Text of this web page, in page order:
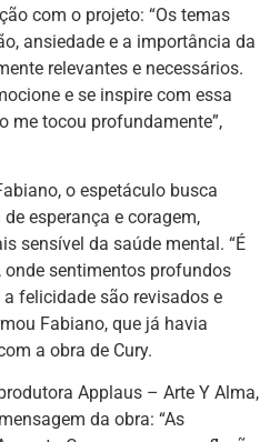
com o projeto: “Os temas
ansiedade e a importância da
relevantes e necessários.
e se inspire com essa
me tocou profundamente”,
o espetáculo busca
esperança e coragem,
sensível da saúde mental. “É
onde sentimentos profundos
felicidade são revisados e
Fabiano, que já havia
a obra de Cury.
Applaus – Arte Y Alma,
da obra: “As